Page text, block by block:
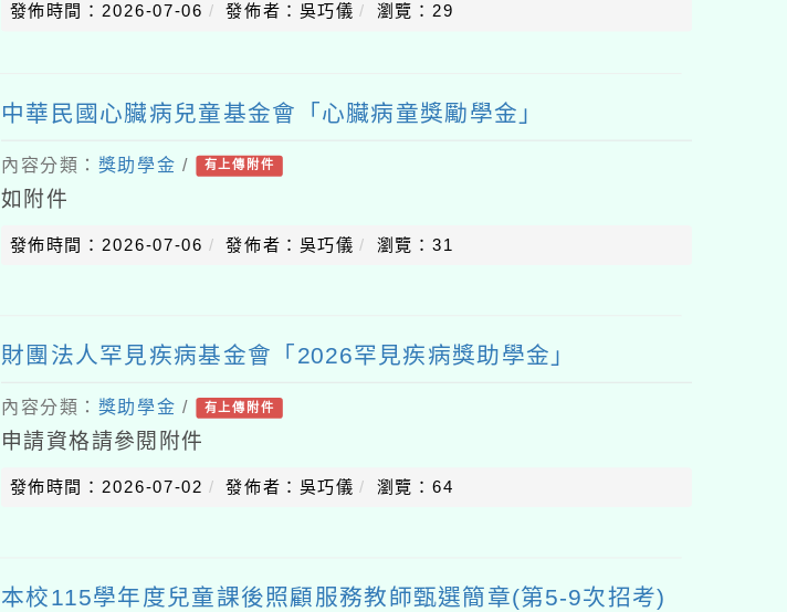
發佈時間：2026-07-06 發佈者：吳巧儀 瀏覽：29
中華民國心臟病兒童基金會「心臟病童獎勵學金」
內容分類： 獎助學金 / 有上傳附件
如附件
發佈時間：2026-07-06 發佈者：吳巧儀 瀏覽：31
財團法人罕見疾病基金會「2026罕見疾病獎助學金」
內容分類： 獎助學金 / 有上傳附件
申請資格請參閱附件
發佈時間：2026-07-02 發佈者：吳巧儀 瀏覽：64
本校115學年度兒童課後照顧服務教師甄選簡章(第5-9次招考)